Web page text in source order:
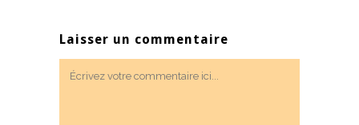
Laisser un commentaire